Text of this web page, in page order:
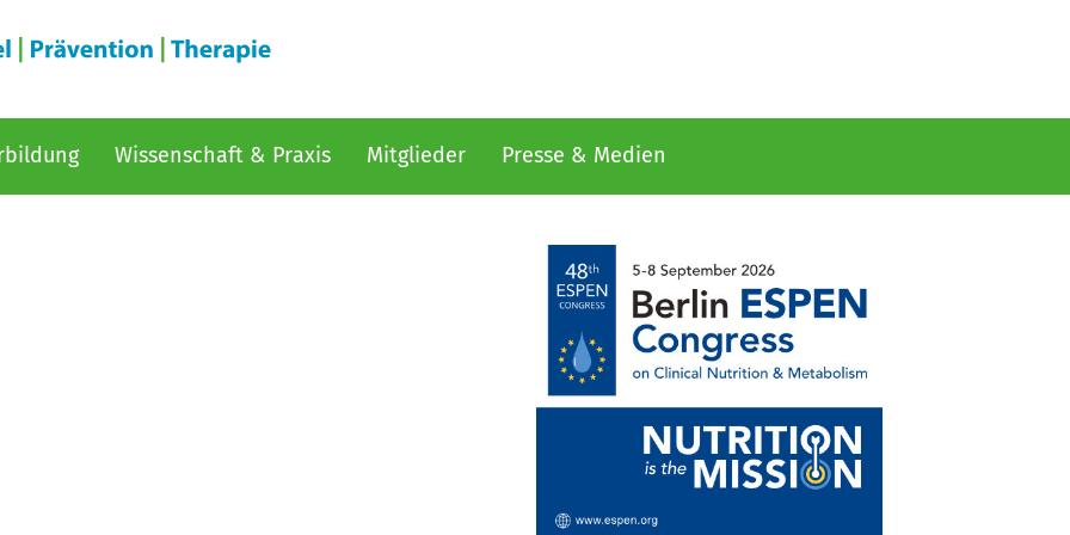
Wissenschaft & Praxis Mitglieder Presse & Medien